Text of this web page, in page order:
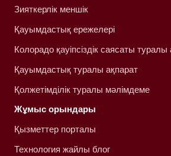
Зияткерлік меншік
Қауымдастық ережелері
Колорадо қауіпсіздік саясаты туралы
Қауымдастық туралы ақпарат
Қолжетімділік туралы мәлімдеме
Жұмыс орындары
Қызметтер порталы
Технология жайлы блог